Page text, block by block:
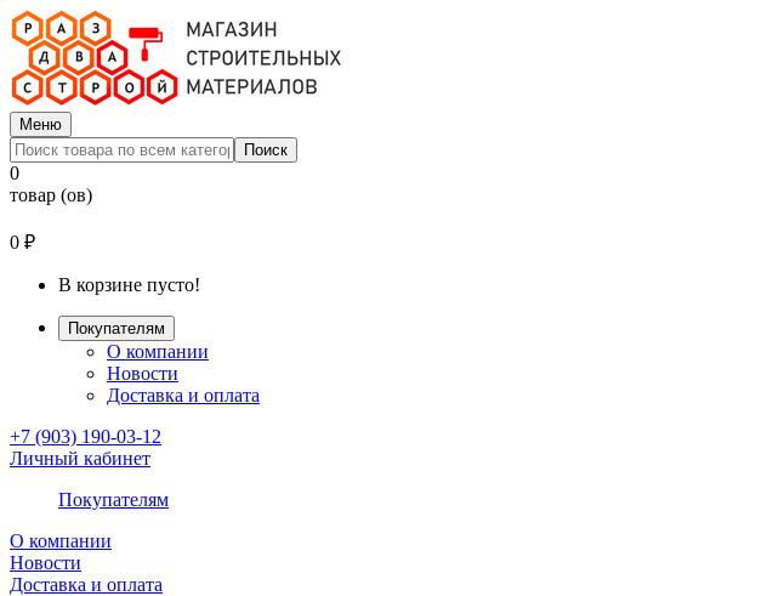
Меню
Поиск
0
товар (ов)
0 ₽
В корзине пусто!
Покупателям
О компании
Новости
Доставка и оплата
+7 (903) 190-03-12
Личный кабинет
Покупателям
О компании
Новости
Доставка и оплата